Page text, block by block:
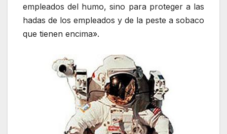
empleados del humo, sino para proteger a las
hadas de los empleados y de la peste a sobaco
que tienen encima».